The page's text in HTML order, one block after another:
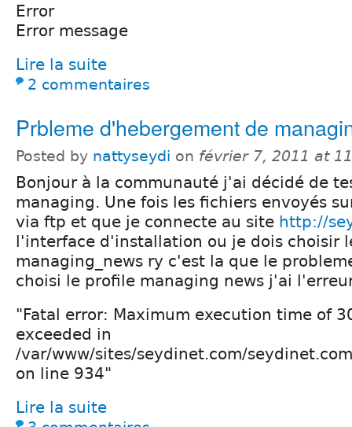
Error
Error message
Lire la suite
2 commentaires
Prbleme d'hebergement de
Posted by nattyseydi on février 7, 2011 at
Bonjour à la communauté j'ai décidé de
managing. Une fois les fichiers envoyés
via ftp et que je connecte au site http://
l'interface d'installation ou je dois choisir
managing_news ry c'est la que le
choisi le profile managing news j'ai
"Fatal error: Maximum execution time of
exceeded in
/var/www/sites/seydinet.com/
on line 934"
Lire la suite